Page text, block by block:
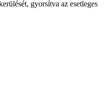
gyorsítva az esetleges